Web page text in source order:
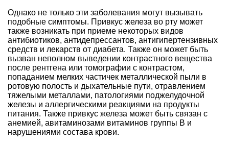
Однако не только эти заболевания могут вызывать
подобные симптомы. Привкус железа во рту может
также возникать при приеме некоторых видов
антибиотиков, антидепрессантов, антигипертензивных
средств и лекарств от диабета. Также он может быть
вызван неполном выведении контрастного вещества
после рентгена или томографии с контрастом,
попаданием мелких частичек металлической пыли в
ротовую полость и дыхательные пути, отравлением
тяжелыми металлами, патологиями поджелудочной
железы и аллергическими реакциями на продукты
питания. Также привкус железа может быть связан с
анемией, авитаминозами витаминов группы В и
нарушениями состава крови.